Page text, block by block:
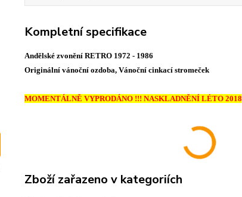
Kompletní specifikace
Andělské zvonění RETRO 1972 - 1986
Originální vánoční ozdoba, Vánoční cinkací stromeček
MOMENTÁLNĚ VYPRODÁNO !!! NASKLADNĚNÍ LÉTO 2018
Zboží zařazeno v kategoriích